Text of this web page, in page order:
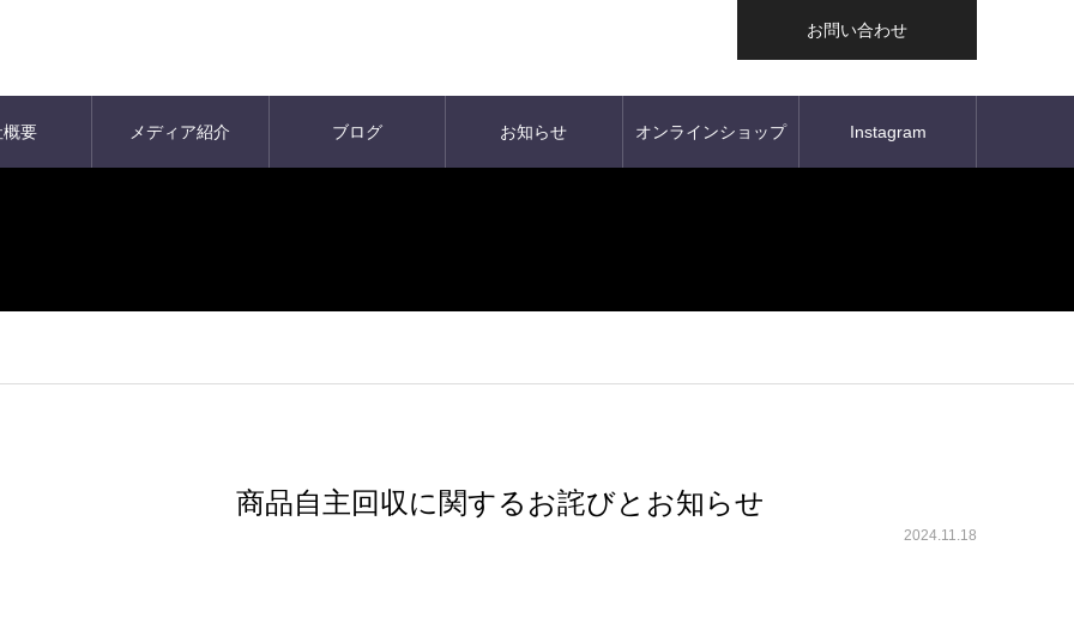
お問い合わせ
要 メディア紹介 ブログ お知らせ オンラインショップ Instagram
商品自主回収に関するお詫びとお知らせ
2024.11.18